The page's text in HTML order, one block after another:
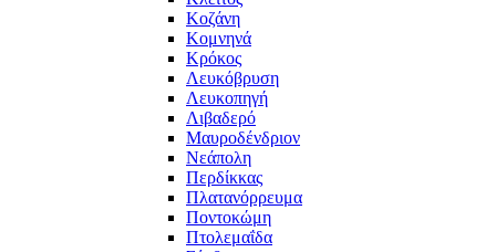
Κοζάνη
Κομνηνά
Κρόκος
Λευκόβρυση
Λευκοπηγή
Λιβαδερό
Μαυροδένδριον
Νεάπολη
Περδίκκας
Πλατανόρρευμα
Ποντοκώμη
Πτολεμαΐδα